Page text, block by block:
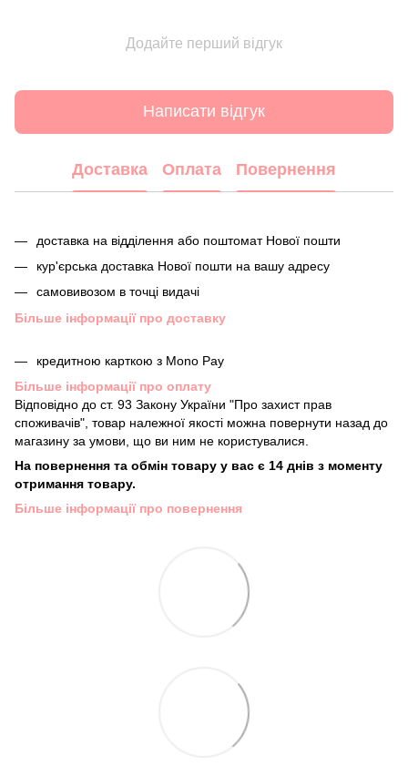
Додайте перший відгук
Написати відгук
Доставка Оплата Повернення
доставка на відділення або поштомат Нової пошти
кур'єрська доставка Нової пошти на вашу адресу
самовивозом в точці видачі
Більше інформації про доставку
кредитною карткою з Mono Pay
Більше інформації про оплату
Відповідно до ст. 93 Закону України "Про захист прав
споживачів", товар належної якості можна повернути назад до
магазину за умови, що ви ним не користувалися.
На повернення та обмін товару у вас є 14 днів з моменту
отримання товару.
Більше інформації про повернення